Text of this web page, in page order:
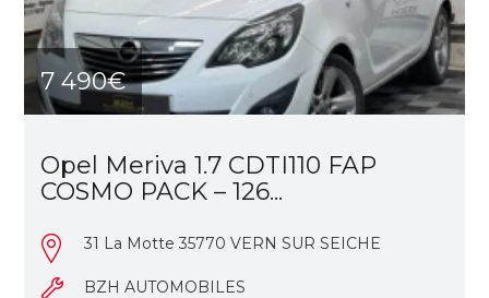
7 490€
Opel Meriva 1.7 CDTI110 FAP
COSMO PACK – 126...
31 La Motte 35770 VERN SUR SEICHE
BZH AUTOMOBILES